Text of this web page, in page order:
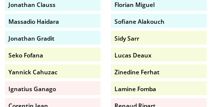
Jonathan Clauss
Massadio Haidara
Jonathan Gradit
Seko Fofana
Yannick Cahuzac
Ignatius Ganago
Florian Miguel
Sofiane Alakouch
Sidy Sarr
Lucas Deaux
Zinedine Ferhat
Lamine Fomba